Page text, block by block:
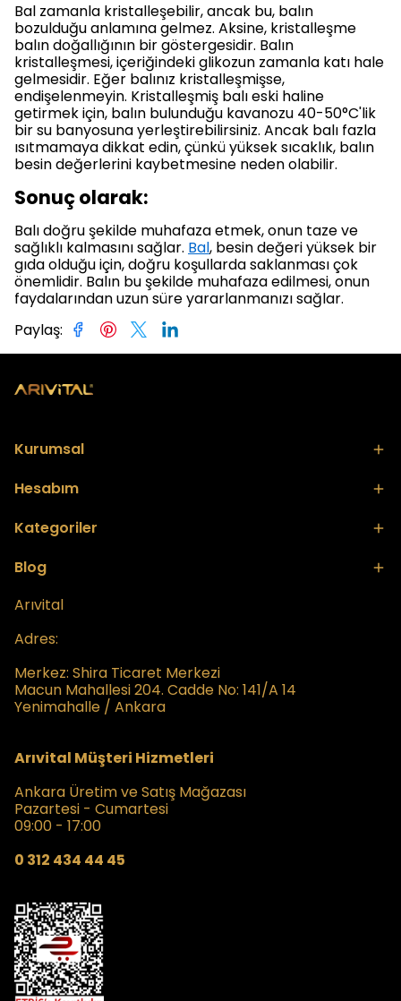
Bal zamanla kristalleşebilir, ancak bu, balın
bozulduğu anlamına gelmez. Aksine, kristalleşme
balın doğallığının bir göstergesidir. Balın
kristalleşmesi, içeriğindeki glikozun zamanla katı hale
gelmesidir. Eğer balınız kristalleşmişse,
endişelenmeyin. Kristalleşmiş balı eski haline
getirmek için, balın bulunduğu kavanozu 40-50°C'lik
bir su banyosuna yerleştirebilirsiniz. Ancak balı fazla
ısıtmamaya dikkat edin, çünkü yüksek sıcaklık, balın
besin değerlerini kaybetmesine neden olabilir.
Sonuç olarak:
Balı doğru şekilde muhafaza etmek, onun taze ve
sağlıklı kalmasını sağlar. Bal, besin değeri yüksek bir
gıda olduğu için, doğru koşullarda saklanması çok
önemlidir. Balın bu şekilde muhafaza edilmesi, onun
faydalarından uzun süre yararlanmanızı sağlar.
Paylaş:
Kurumsal
Hesabım
Kategoriler
Blog
Arıvital
Adres:
Merkez: Shira Ticaret Merkezi
Macun Mahallesi 204. Cadde No: 141/A 14
Yenimahalle / Ankara
Arıvital Müşteri Hizmetleri
Ankara Üretim ve Satış Mağazası
Pazartesi - Cumartesi
09:00 - 17:00
0 312 434 44 45